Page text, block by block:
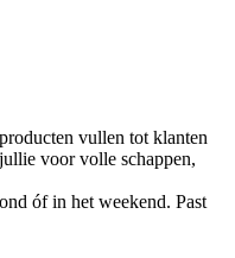
vullen tot klanten
voor volle schappen,
óf in het weekend. Past